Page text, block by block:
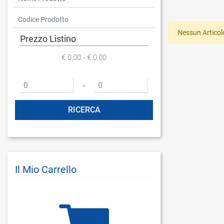
Prezzo Listino
€ 0,00 - € 0,00
Prezzo minimo
- Prezzo massimo
Il Mio Carrello
Nessun